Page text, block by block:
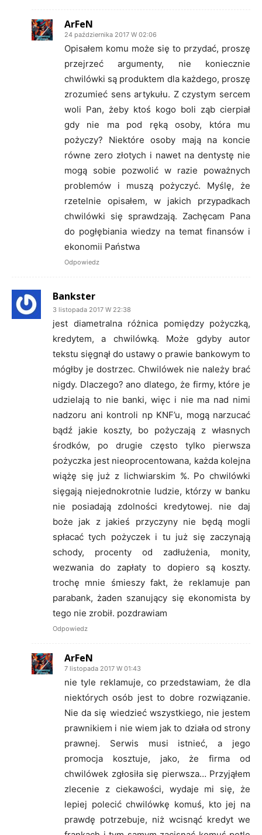
ArFeN
24 października 2017 W 02:06
Opisałem komu może się to przydać, proszę
przejrzeć argumenty, nie koniecznie
chwilówki są produktem dla każdego, proszę
zrozumieć sens artykułu. Z czystym sercem
woli Pan, żeby ktoś kogo boli ząb cierpiał
gdy nie ma pod ręką osoby, która mu
pożyczy? Niektóre osoby mają na koncie
równe zero złotych i nawet na dentystę nie
mogą sobie pozwolić w razie poważnych
problemów i muszą pożyczyć. Myślę, że
rzetelnie opisałem, w jakich przypadkach
chwilówki się sprawdzają. Zachęcam Pana
do pogłębiania wiedzy na temat finansów i
ekonomii Państwa
Odpowiedz
Bankster
3 listopada 2017 W 22:38
jest diametralna różnica pomiędzy pożyczką,
kredytem, a chwilówką. Może gdyby autor
tekstu sięgnął do ustawy o prawie bankowym to
mógłby je dostrzec. Chwilówek nie należy brać
nigdy. Dlaczego? ano dlatego, że firmy, które je
udzielają to nie banki, więc i nie ma nad nimi
nadzoru ani kontroli np KNF’u, mogą narzucać
bądź jakie koszty, bo pożyczają z własnych
środków, po drugie często tylko pierwsza
pożyczka jest nieoprocentowana, każda kolejna
wiążę się już z lichwiarskim %. Po chwilówki
sięgają niejednokrotnie ludzie, którzy w banku
nie posiadają zdolności kredytowej. nie daj
boże jak z jakieś przyczyny nie będą mogli
spłacać tych pożyczek i tu już się zaczynają
schody, procenty od zadłużenia, monity,
wezwania do zapłaty to dopiero są koszty.
trochę mnie śmieszy fakt, że reklamuje pan
parabank, żaden szanujący się ekonomista by
tego nie zrobił. pozdrawiam
Odpowiedz
ArFeN
7 listopada 2017 W 01:43
nie tyle reklamuje, co przedstawiam, że dla
niektórych osób jest to dobre rozwiązanie.
Nie da się wiedzieć wszystkiego, nie jestem
prawnikiem i nie wiem jak to działa od strony
prawnej. Serwis musi istnieć, a jego
promocja kosztuje, jako, że firma od
chwilówek zgłosiła się pierwsza… Przyjąłem
zlecenie z ciekawości, wydaje mi się, że
lepiej polecić chwilówkę komuś, kto jej na
prawdę potrzebuje, niż wcisnąć kredyt we